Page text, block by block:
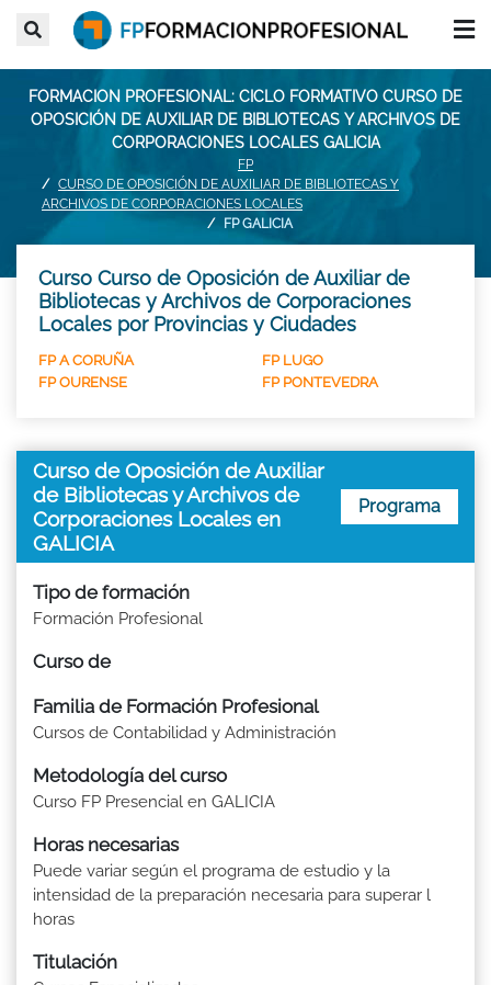
FORMACION PROFESIONAL: CICLO FORMATIVO CURSO DE
OPOSICIÓN DE AUXILIAR DE BIBLIOTECAS Y ARCHIVOS DE
CORPORACIONES LOCALES GALICIA
FP
CURSO DE OPOSICIÓN DE AUXILIAR DE BIBLIOTECAS Y
ARCHIVOS DE CORPORACIONES LOCALES
FP GALICIA
Curso Curso de Oposición de Auxiliar de
Bibliotecas y Archivos de Corporaciones
Locales por Provincias y Ciudades
FP A CORUÑA
FP LUGO
FP OURENSE
FP PONTEVEDRA
Curso de Oposición de Auxiliar
de Bibliotecas y Archivos de
Corporaciones Locales en
GALICIA
Programa
Tipo de formación
Formación Profesional
Curso de
Familia de Formación Profesional
Cursos de Contabilidad y Administración
Metodología del curso
Curso FP Presencial en GALICIA
Horas necesarias
Puede variar según el programa de estudio y la
intensidad de la preparación necesaria para superar l
horas
Titulación